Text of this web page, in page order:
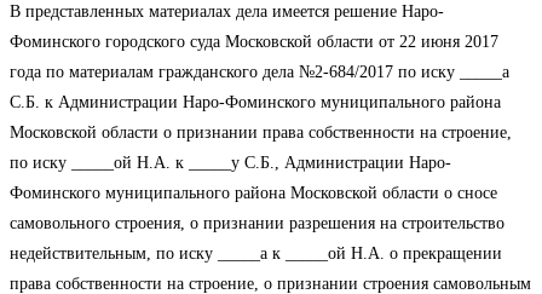
В представленных материалах дела имеется решение Наро-
Фоминского городского суда Московской области от 22 июня 2017
года по материалам гражданского дела №2-684/2017 по иску _____а
С.Б. к Администрации Наро-Фоминского муниципального района
Московской области о признании права собственности на строение,
по иску _____ой Н.А. к _____у С.Б., Администрации Наро-
Фоминского муниципального района Московской области о сносе
самовольного строения, о признании разрешения на строительство
недействительным, по иску _____а к _____ой Н.А. о прекращении
права собственности на строение, о признании строения самовольным